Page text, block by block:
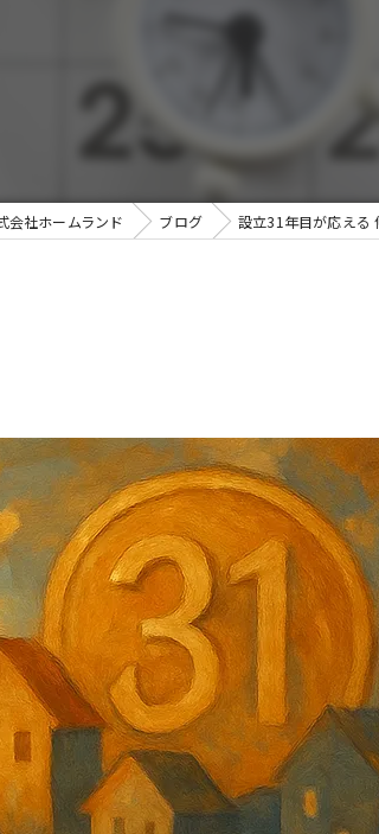
会社ホームランド ブログ 設立31年目が応える